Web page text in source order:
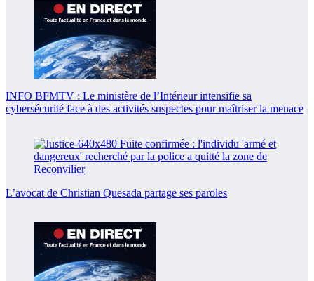
INFO BFMTV : Le ministère de l’Intérieur intensifie sa
cybersécurité face à des activités suspectes pour maîtriser la menace
L’avocat de Christian Quesada partage ses paroles